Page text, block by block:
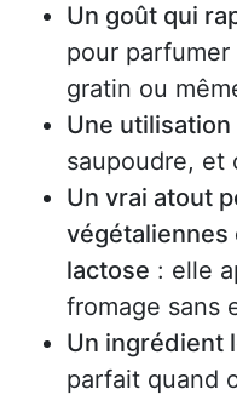
Un goût qui
pour
gratin ou
Une
saupoudre, et
Un vrai atout
végétaliennes
lactose : elle
fromage sans
Un ingrédient
parfait quand